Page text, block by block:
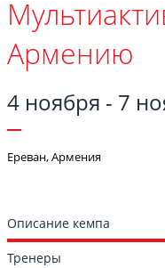
Армению
4 ноября - 7
Ереван, Армения
Описание кемпа
Тренеры